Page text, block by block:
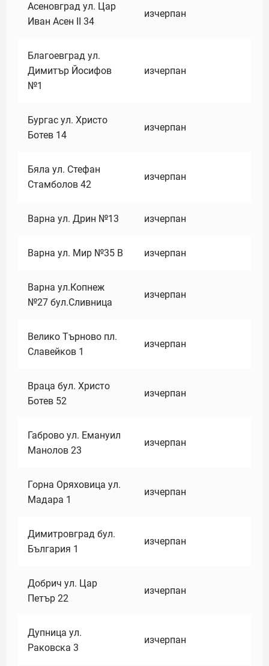
Асеновград ул. Цар
Иван Асен II 34
изчерпан
Благоевград ул.
Димитър Йосифов
№1
изчерпан
Бургас ул. Христо
Ботев 14
изчерпан
Бяла ул. Стефан
Стамболов 42
изчерпан
Варна ул. Дрин №13 изчерпан
Варна ул. Мир №35 В изчерпан
Варна ул.Копнеж
№27 бул.Сливница
изчерпан
Велико Търново пл.
Славейков 1
изчерпан
Враца бул. Христо
Ботев 52
изчерпан
Габрово ул. Емануил
Манолов 23
изчерпан
Горна Оряховица ул.
Мадара 1
изчерпан
Димитровград бул.
България 1
изчерпан
Добрич ул. Цар
Петър 22
изчерпан
Дупница ул.
Раковска 3
изчерпан